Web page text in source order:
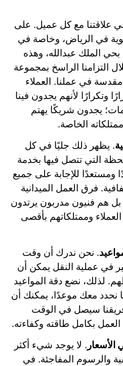
علاقتنا مع كل عميل. على
في الرياض، وخاصة في
الملك عبدالله، وهذه
التزامنا الراسخ بمجموعة
مقدسة في عملنا. العملاء
وتكرارًا لأنهم يجدون فينا
يجدون شريكًا يهتم
الخاصة.
. يظهر ذلك جليًا في كل
التي تتصل فيها بخدمة
ومستعدًا للإجابة على جميع
فرق العمل الميدانية
هم فنيون مدربون يرتدون
وممتلكاتهم بأقصى
. نحن ندرك أن وقت
في عملية النقل يمكن أن
لذلك، نضع دقة المواعيد
نحدد معك موعدًا، يمكنك أن
سيصل في الوقت
العمل بكامل طاقته وكفاءته.
الأسعار . لا يوجد شيء أكثر
والرسوم المفاجئة. في